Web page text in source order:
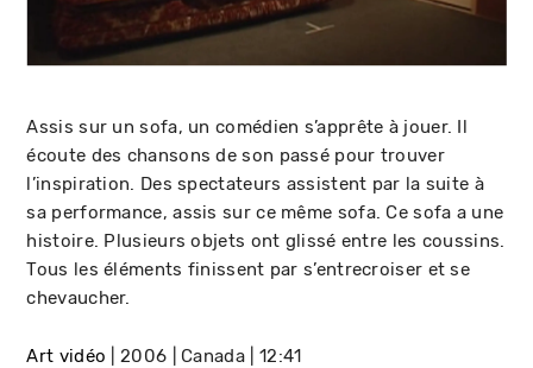
Assis sur un sofa, un comédien s’apprête à jouer. Il
écoute des chansons de son passé pour trouver
l’inspiration. Des spectateurs assistent par la suite à
sa performance, assis sur ce même sofa. Ce sofa a une
histoire. Plusieurs objets ont glissé entre les coussins.
Tous les éléments finissent par s’entrecroiser et se
chevaucher.
Art vidéo 2006 Canada 12:41